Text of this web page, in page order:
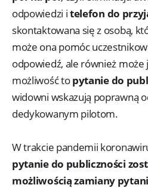
odpowiedzi itelefon do
skontaktowana się z osobą,
może ona pomóc
odpowiedź, ale również może
możliwość topytanie do
widowni wskazują poprawną
dedykowanym pilotom.
W trakcie pandemii
pytanie do publiczności
możliwością zamiany